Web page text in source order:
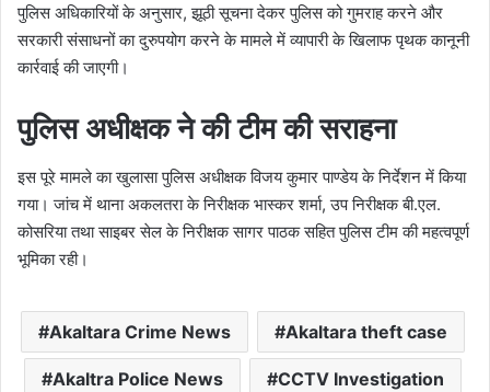
पुलिस अधिकारियों के अनुसार, झूठी सूचना देकर पुलिस को गुमराह करने और
सरकारी संसाधनों का दुरुपयोग करने के मामले में व्यापारी के खिलाफ पृथक कानूनी
कार्रवाई की जाएगी।
पुलिस अधीक्षक ने की टीम की सराहना
इस पूरे मामले का खुलासा पुलिस अधीक्षक विजय कुमार पाण्डेय के निर्देशन में किया
गया। जांच में थाना अकलतरा के निरीक्षक भास्कर शर्मा, उप निरीक्षक बी.एल.
कोसरिया तथा साइबर सेल के निरीक्षक सागर पाठक सहित पुलिस टीम की महत्वपूर्ण
भूमिका रही।
Akaltara Crime News Akaltara theft case
Akaltra Police News CCTV Investigation